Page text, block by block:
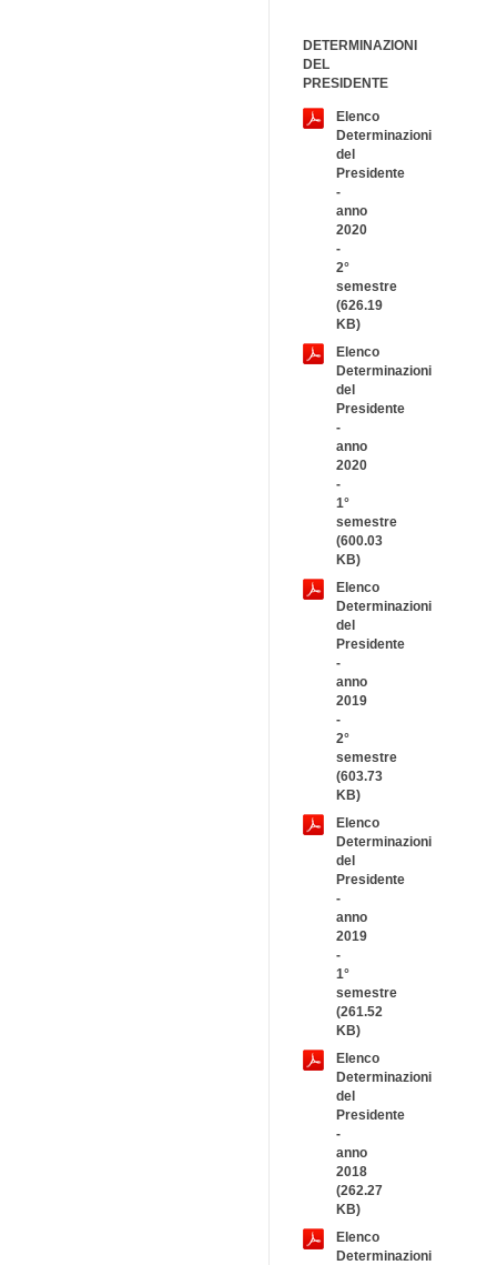
DETERMINAZIONI
DEL
PRESIDENTE
Elenco
Determinazioni
del
Presidente
-
anno
2020
-
2°
semestre
(626.19
KB)
Elenco
Determinazioni
del
Presidente
-
anno
2020
-
1°
semestre
(600.03
KB)
Elenco
Determinazioni
del
Presidente
-
anno
2019
-
2°
semestre
(603.73
KB)
Elenco
Determinazioni
del
Presidente
-
anno
2019
-
1°
semestre
(261.52
KB)
Elenco
Determinazioni
del
Presidente
-
anno
2018
(262.27
KB)
Elenco
Determinazioni